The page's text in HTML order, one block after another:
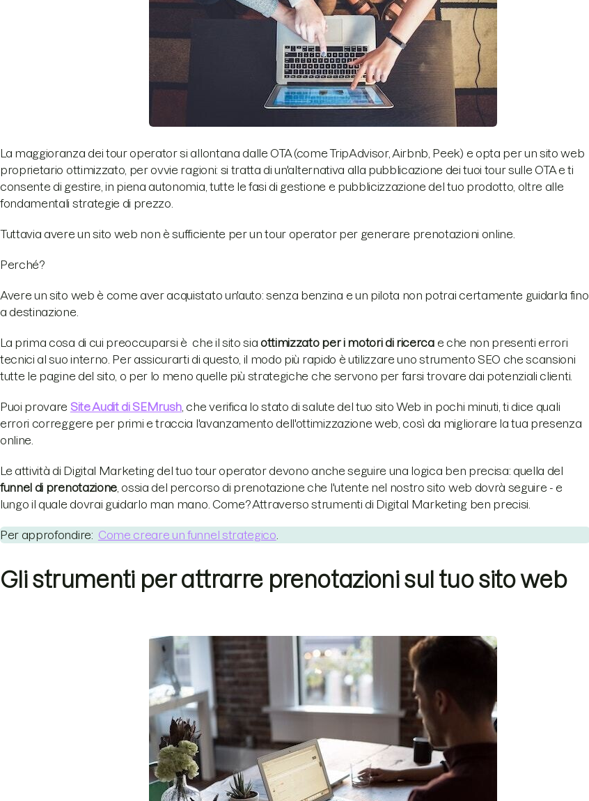
La maggioranza dei tour operator si allontana dalle OTA (come TripAdvisor, Airbnb, Peek) e opta per un sito web
proprietario ottimizzato, per ovvie ragioni: si tratta di un'alternativa alla pubblicazione dei tuoi tour sulle OTA e ti
consente di gestire, in piena autonomia, tutte le fasi di gestione e pubblicizzazione del tuo prodotto, oltre alle
fondamentali strategie di prezzo.
Tuttavia avere un sito web non è sufficiente per un tour operator per generare prenotazioni online.
Perché?
Avere un sito web è come aver acquistato un'auto: senza benzina e un pilota non potrai certamente guidarla fino
a destinazione.
La prima cosa di cui preoccuparsi è che il sito sia ottimizzato per i motori di ricercae che non presenti errori
tecnici al suo interno. Per assicurarti di questo, il modo più rapido è utilizzare uno strumento SEO che scansioni
tutte le pagine del sito, o per lo meno quelle più strategiche che servono per farsi trovare dai potenziali clienti.
Puoi provare Site Audit di SEMrush , che verifica lo stato di salute del tuo sito Web in pochi minuti, ti dice quali
errori correggere per primi e traccia l'avanzamento dell'ottimizzazione web, così da migliorare la tua presenza
online.
Le attività di Digital Marketing del tuo tour operator devono anche seguire una logica ben precisa: quella del
funnel di prenotazione, ossia del percorso di prenotazione che l'utente nel nostro sito web dovrà seguire - e
lungo il quale dovrai guidarlo man mano. Come? Attraverso strumenti di Digital Marketing ben precisi.
Per approfondire: Come creare un funnel strategico
Gli strumenti per attrarre prenotazioni sul tuo sito web